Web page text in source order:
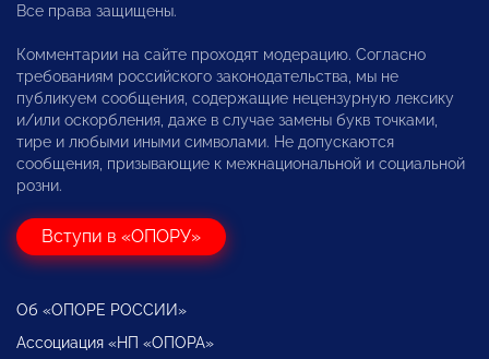
Все права защищены.
Комментарии на сайте проходят модерацию. Согласно
требованиям российского законодательства, мы не
публикуем сообщения, содержащие нецензурную лексику
и/или оскорбления, даже в случае замены букв точками,
тире и любыми иными символами. Не допускаются
сообщения, призывающие к межнациональной и социальной
розни.
Вступи в «ОПОРУ»
Об «ОПОРЕ РОССИИ»
Ассоциация «НП «ОПОРА»